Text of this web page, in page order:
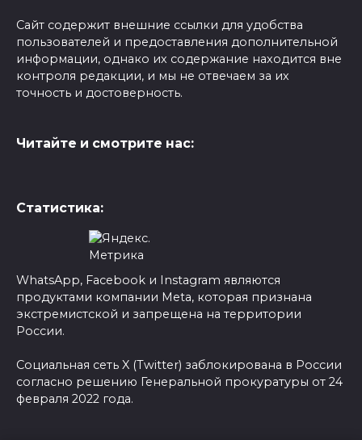
Сайт содержит внешние ссылки для удобства
пользователей и предоставления дополнительной
информации, однако их содержание находится вне
контроля редакции, и мы не отвечаем за их
точность и достоверность.
Читайте и смотрите нас:
Статистика:
WhatsApp, Facebook и Instagram являются
продуктами компании Meta, которая признана
экстремистской и запрещена на территории
России.
Социальная сеть X (Twitter) заблокирована в России
согласно решению Генеральной прокуратуры от 24
февраля 2022 года.